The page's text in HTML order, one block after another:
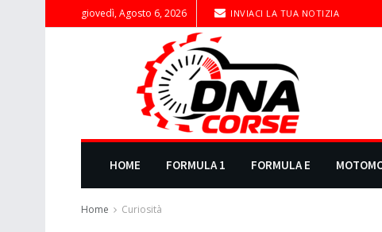
giovedì, Agosto 6, 2026 INVIACI LA TUA NOTIZIA
HOME FORMULA 1 FORMULA E
Home Curiosità